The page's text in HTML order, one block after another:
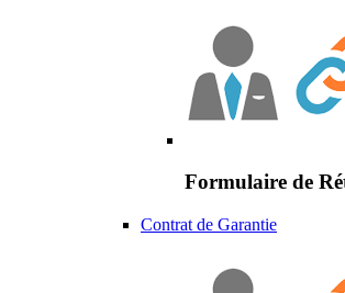
Formulaire de
Contrat de Garantie